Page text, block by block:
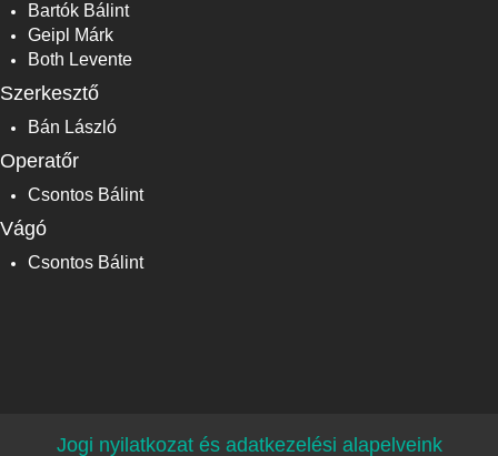
Bartók Bálint
Geipl Márk
Both Levente
Szerkesztő
Bán László
Operatőr
Csontos Bálint
Vágó
Csontos Bálint
Jogi nyilatkozat és adatkezelési alapelveink